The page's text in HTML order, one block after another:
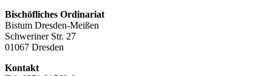
Bischöfliches Ordinariat
Bistum Dresden-Meißen
Schweriner Str. 27
01067 Dresden
Kontakt